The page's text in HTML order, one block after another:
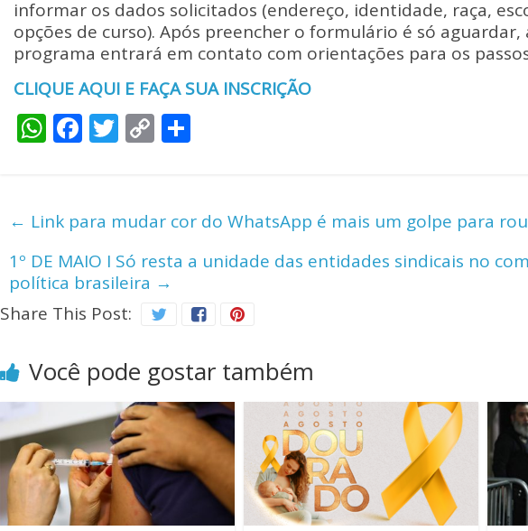
informar os dados solicitados (endereço, identidade, raça,
opções de curso). Após preencher o formulário é só aguardar,
programa entrará em contato com orientações para os
CLIQUE AQUI E FAÇA SUA INSCRIÇÃO
W
s
p
p
F
b
o
k
T
er
C
y
n
k
e
← Link para mudar cor do WhatsApp é mais um golpe para
1º DE MAIO I Só resta a unidade das entidades sindicais no
política brasileira →
Share This Post:
Você pode gostar também